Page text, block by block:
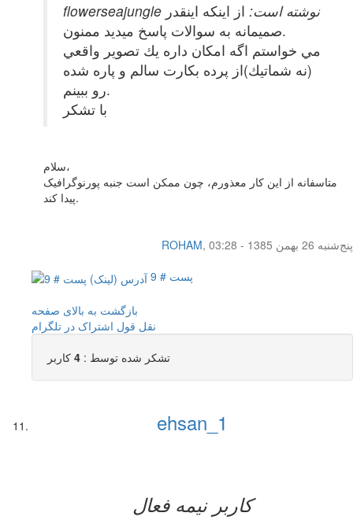
flowerseajungle نوشته است: از اينكه اينقدر
صميمانه به سوالات پاسخ ميديد ممنون.
مي خواستم اگه امكان داره يك تصوير واقعي
(نه شماتيك)از پرده بكارت سالم و پاره شده
رو ببينم.
با تشكر
سلام،
متاسفانه از این کار معذورم، چون ممکن است جنبه پورنوگرافیک
پیدا کند.
ROHAM,
پنج‌شنبه 26 بهمن 1385 - 03:28
پست # 9
بازگشت به بالای صفحه
نقل قول اشتراک در تلگرام
تشکر شده توسط : 4 کاربر
ehsan_1
کاربر نيمه فعال